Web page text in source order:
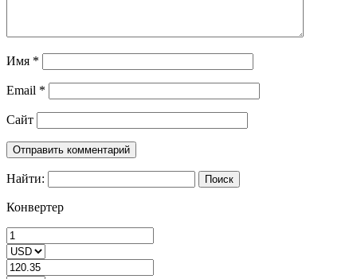
Имя *
Email *
Сайт
Найти:
Конвертер